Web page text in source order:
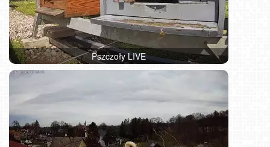
Pszczoły LIVE